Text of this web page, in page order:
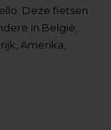
Deze fietsen
in België,
Amerika,